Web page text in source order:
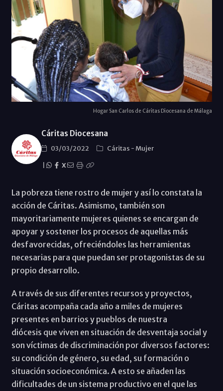
Hogar San Carlos de Cáritas Diocesana de Málaga
Cáritas Diocesana
03/03/2022 Cáritas - Mujer
X
La pobreza tiene rostro de mujer y así lo constata la
acción de Cáritas. Asimismo, también son
mayoritariamente mujeres quienes se encargan de
apoyar y sostener los procesos de aquellas más
desfavorecidas, ofreciéndoles las herramientas
necesarias para que puedan ser protagonistas de su
propio desarrollo.
A través de sus diferentes recursos y proyectos,
Cáritas acompaña cada año a miles de mujeres
presentes en barrios y pueblos de nuestra
diócesis que viven en situación de desventaja social y
son víctimas de discriminación por diversos factores:
su condición de género, su edad, su formación o
situación socioeconómica. A esto se añaden las
dificultades de un sistema productivo en el que las